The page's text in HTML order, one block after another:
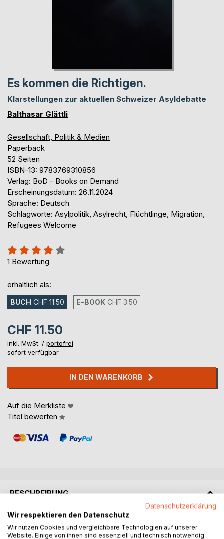
Es kommen die Richtigen.
Klarstellungen zur aktuellen Schweizer Asyldebatte
Balthasar Glättli
Gesellschaft, Politik & Medien
Paperback
52 Seiten
ISBN-13: 9783769310856
Verlag: BoD - Books on Demand
Erscheinungsdatum: 26.11.2024
Sprache: Deutsch
Schlagworte: Asylpolitik, Asylrecht, Flüchtlinge, Migration,
Refugees Welcome
Bewertung::
80%
1 Bewertung
erhältlich als:
BUCH CHF 11.50 E-BOOK CHF 3.50
CHF 11.50
inkl. MwSt. / portofrei
sofort verfügbar
IN DEN WARENKORB
Auf die Merkliste
Titel bewerten
BESCHREIBUNG
Seitdem die SVP mit dem Start des Wahljahrs 2023 den
Slogan «Es kommen zu viele. Und es kommen die
Datenschutzerklärung
Wir respektieren den Datenschutz
Wir nutzen Cookies und vergleichbare Technologien auf unserer
Website. Einige von ihnen sind essenziell und technisch notwendig.